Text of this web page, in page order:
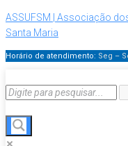
ASSUFSM | Associação
Santa Maria
Horário de atendimento: Seg –